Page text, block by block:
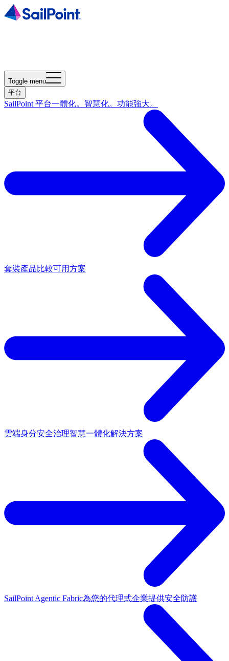
Toggle menu
平台
SailPoint 平台一體化。智慧化。功能強大。
套裝產品比較可用方案
雲端身分安全治理智慧一體化解決方案
SailPoint Agentic Fabric為您的代理式企業提供安全防護